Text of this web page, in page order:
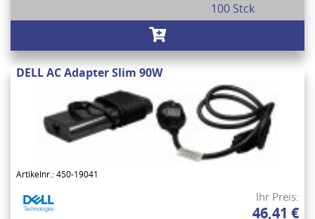
100 Stck
DELL AC Adapter Slim 90W
Artikelnr.: 450-19041
Ihr Preis:
46,41 €